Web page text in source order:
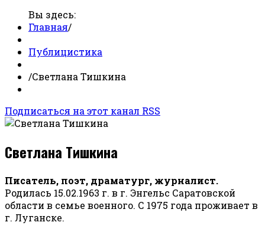
Вы здесь:
Главная/
Публицистика
/Светлана Тишкина
Подписаться на этот канал RSS
Светлана Тишкина
Писатель, поэт, драматург, журналист.
Родилась 15.02.1963 г. в г. Энгельс Саратовской
области в семье военного. С 1975 года проживает в
г. Луганске.